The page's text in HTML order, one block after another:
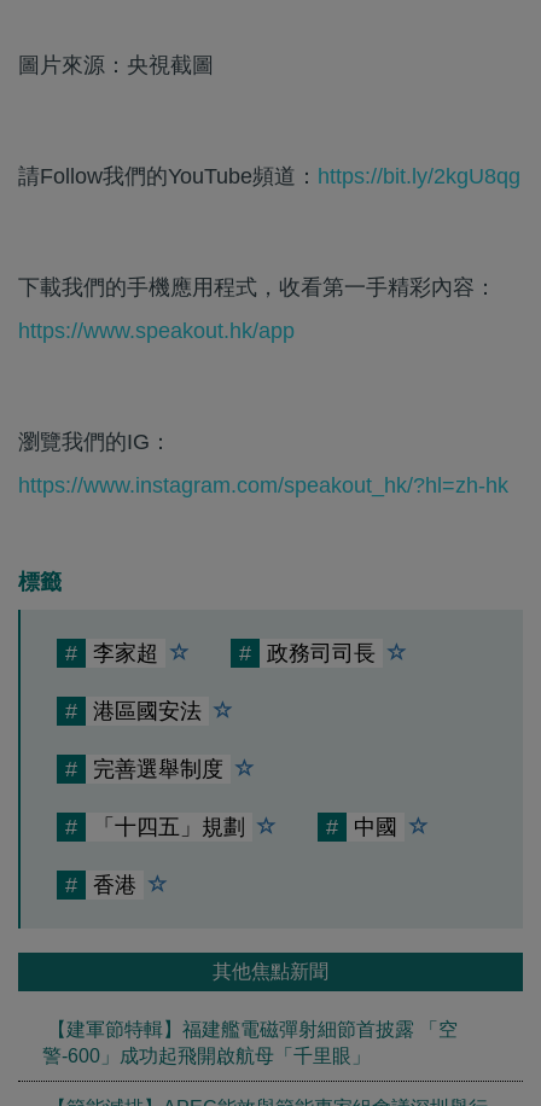
圖片來源：央視截圖
請Follow我們的YouTube頻道： https://bit.ly/2kgU8qg
下載我們的手機應用程式，收看第一手精彩內容：
https://www.speakout.hk/app
瀏覽我們的IG：
https://www.instagram.com/speakout_hk/?hl=zh-hk
標籤
# 李家超 # 政務司司長
# 港區國安法
# 完善選舉制度
# 「十四五」規劃 # 中國
# 香港
其他焦點新聞
【建軍節特輯】福建艦電磁彈射細節首披露 「空
警-600」成功起飛開啟航母「千里眼」